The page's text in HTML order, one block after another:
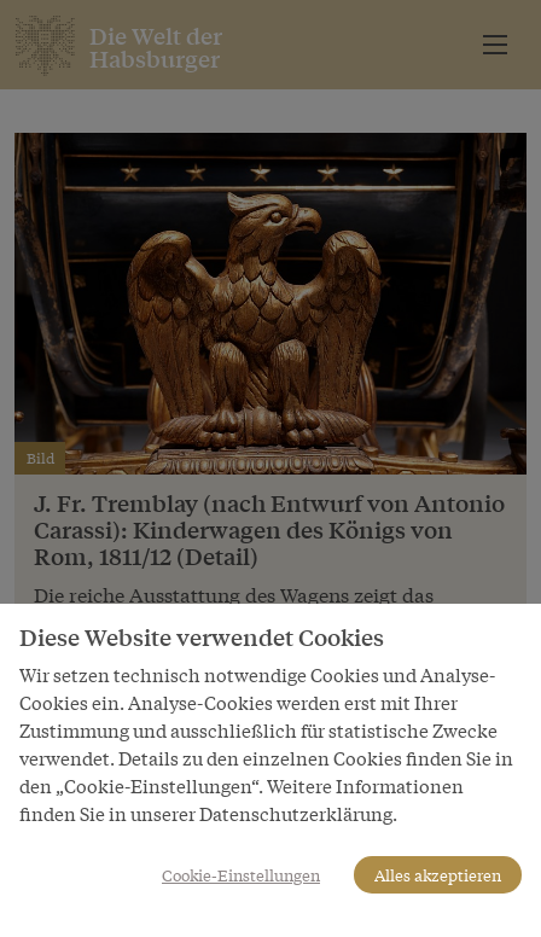
Die Welt der
Habsburger
Bild
J. Fr. Tremblay (nach Entwurf von Antonio
Carassi): Kinderwagen des Königs von
Rom, 1811/12 (Detail)
Die reiche Ausstattung des Wagens zeigt das
symbolische Programm, das Napoleon Bonaparte
für seinen kleinen Sohn, den er am Tag der Geburt
zum "König von Rom" ausriefen ließ, vorgesehen
hatte. Hier abgebildet ist ein Detail, das einen
kleinen Adler darstellt: Geschützt von den
Schwingen seines mächtigen Vaters wächst der
kleine Adler ("l’aiglon") zum künftigen Kaiser heran.
Kunsthistorisches Museum Wien
Diese Website verwendet Cookies
Wir setzen technisch notwendige Cookies und Analyse-
Cookies ein. Analyse-Cookies werden erst mit Ihrer
Zustimmung und ausschließlich für statistische Zwecke
verwendet. Details zu den einzelnen Cookies finden Sie in
den „Cookie-Einstellungen“. Weitere Informationen
finden Sie in unserer Datenschutzerklärung.
Cookie-Einstellungen Alles akzeptieren